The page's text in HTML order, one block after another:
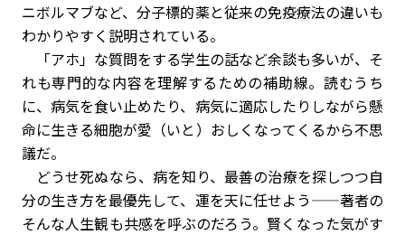
ニボルマブなど、分子標的薬と従来の免疫療法の違いも
わかりやすく説明されている。
「アホ」な質問をする学生の話など余談も多いが、そ
れも専門的な内容を理解するための補助線。読むうち
に、病気を食い止めたり、病気に適応したりしながら懸
命に生きる細胞が愛（いと）おしくなってくるから不思
議だ。
どうせ死ぬなら、病を知り、最善の治療を探しつつ自
分の生き方を最優先して、運を天に任せよう——著者の
そんな人生観も共感を呼ぶのだろう。賢くなった気がす